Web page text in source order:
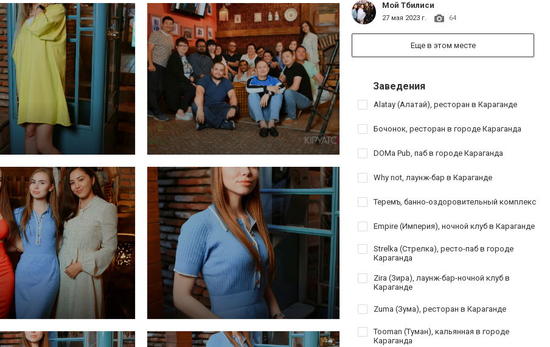
Мой Тбилиси
27 мая 2023 г. 64
Еще в этом месте
Заведения
Alatay (Алатай), ресторан в Караганде
Бочонок, ресторан в городе Караганда
DOMa Pub, паб в городе Караганда
Why not, лаунж-бар в Караганде
Теремъ, банно-оздоровительный комплекс
Empire (Империя), ночной клуб в Караганде
Strelka (Стрелка), ресто-паб в городе
Караганда
Zira (Зира), лаунж-бар-ночной клуб в
Караганде
Zuma (Зума), ресторан в Караганде
Tooman (Туман), кальянная в городе
Караганда